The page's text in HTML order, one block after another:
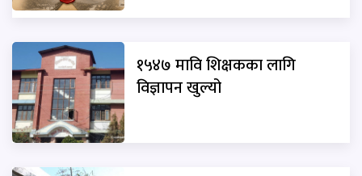
१५४७ मावि शिक्षकका लागि
विज्ञापन खुल्यो